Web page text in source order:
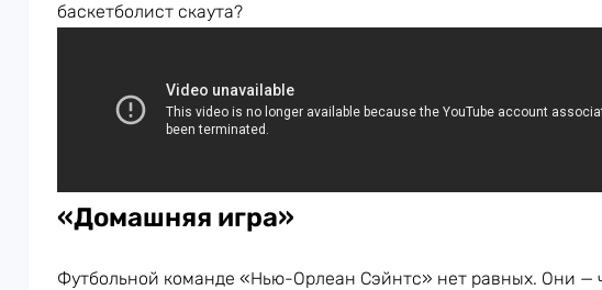
баскетболист скаута?
«Домашняя игра»
Футбольной команде «Нью-Орлеан Сэйнтс» нет равных. Они —